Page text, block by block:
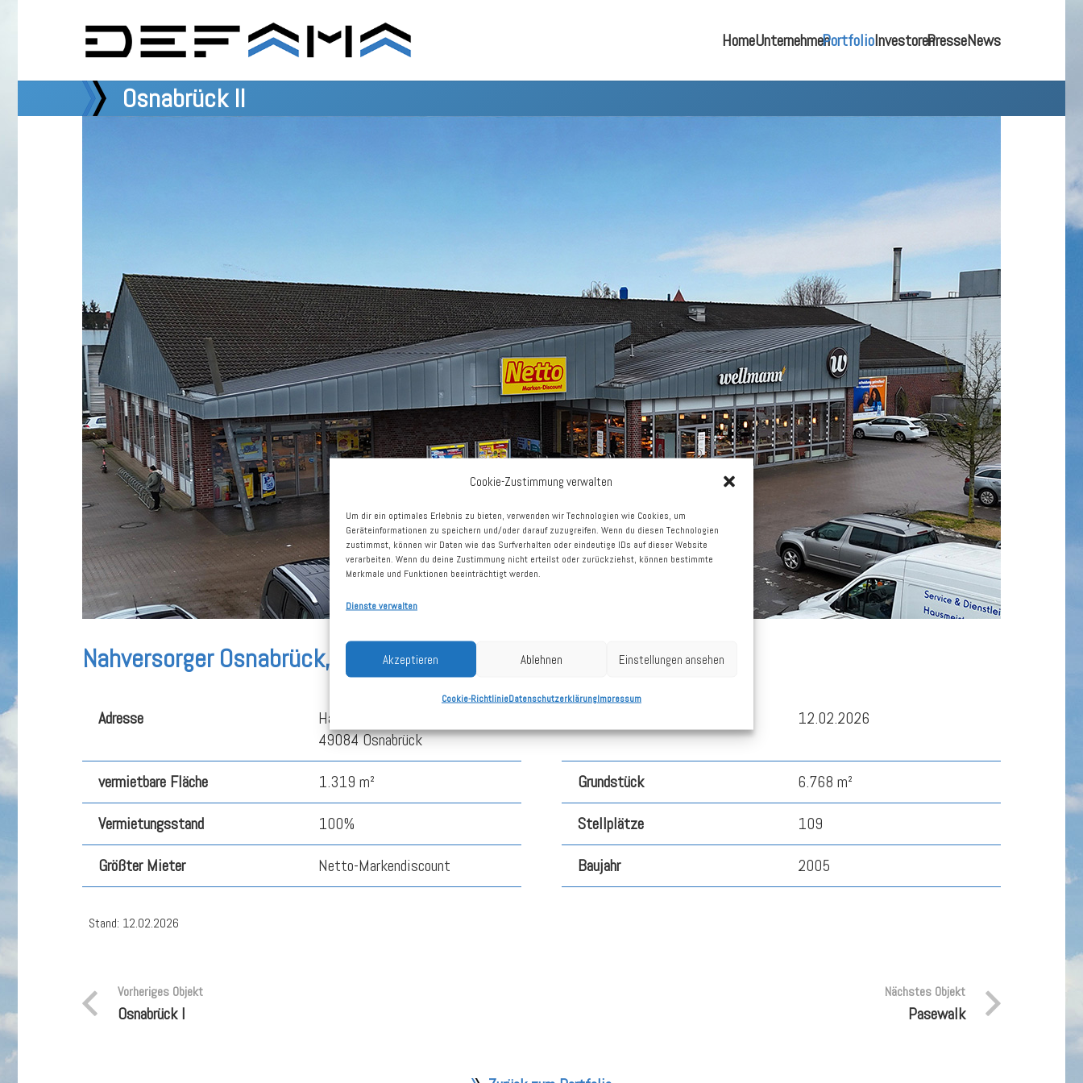
Cookie-Zustimmung verwalten
Um dir ein optimales Erlebnis zu bieten, verwenden wir Technologien wie Cookies, um
Geräteinformationen zu speichern und/oder darauf zuzugreifen. Wenn du diesen Technologien
zustimmst, können wir Daten wie das Surfverhalten oder eindeutige IDs auf dieser Website
verarbeiten. Wenn du deine Zustimmung nicht erteilst oder zurückziehst, können bestimmte
Merkmale und Funktionen beeinträchtigt werden.
Dienste verwalten
Akzeptieren Ablehnen Einstellungen ansehen
Cookie-RichtlinieDatenschutzerklärungImpressum
HomeUnternehmenPortfolioInvestorenPresseNews
Osnabrück II
Nahversorger Osnabrück, Niedersachsen
Adresse
Hannoversche Straße 48
49084 Osnabrück
vermietbare Fläche
1.319 m²
Vermietungsstand
100%
Größter Mieter
Netto-Markendiscount
12.02.2026
Grundstück
6.768 m²
Stellplätze
109
Baujahr
2005
Stand: 12.02.2026
Vorheriges Objekt
Osnabrück I
Nächstes Objekt
Pasewalk